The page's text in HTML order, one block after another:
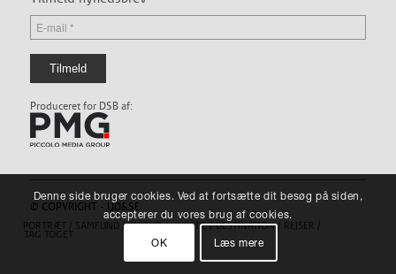
Produceret for DSB af:
© COPYRIGHT - UD&SE
PORTRÆT
SAMFUND KULTUR LIVSSTIL DESTINATION REJSER
TAG TOGET
Denne side bruger cookies. Ved at fortsætte dit besøg på siden,
accepterer du vores brug af cookies.
OK Læs mere